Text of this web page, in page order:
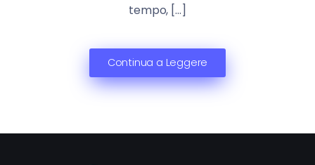
tempo, […]
Continua a Leggere